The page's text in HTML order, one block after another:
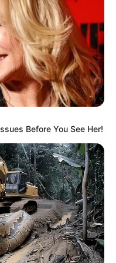
Before You See Her!